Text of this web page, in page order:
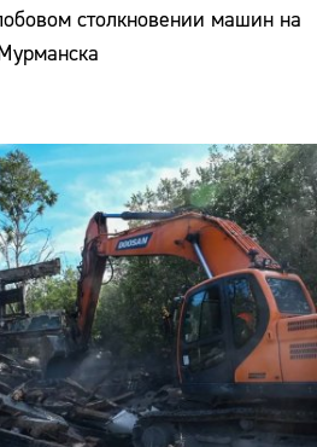
столкновении машин на